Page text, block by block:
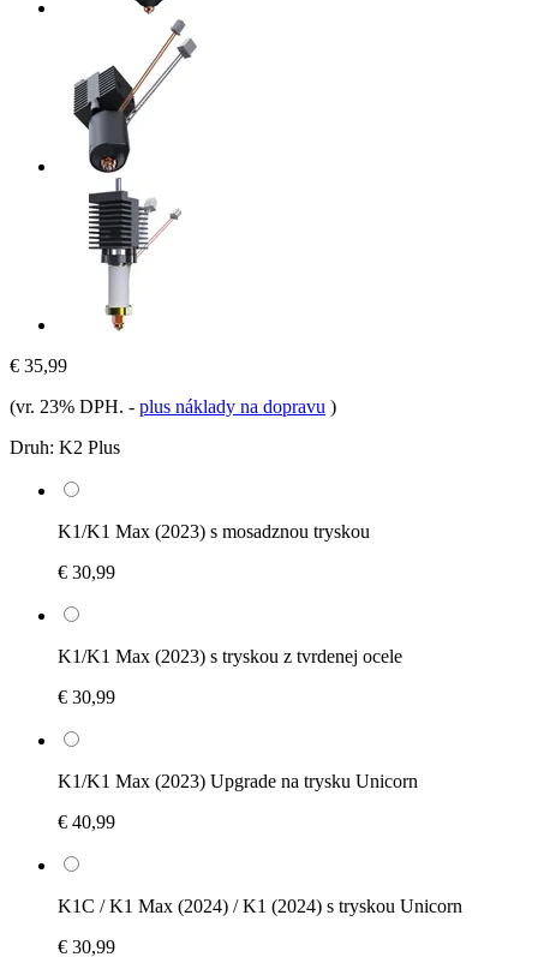
€ 35,99
(vr. 23% DPH. - plus náklady na dopravu )
Druh: K2 Plus
K1/K1 Max (2023) s mosadznou tryskou
€ 30,99
K1/K1 Max (2023) s tryskou z tvrdenej ocele
€ 30,99
K1/K1 Max (2023) Upgrade na trysku Unicorn
€ 40,99
K1C / K1 Max (2024) / K1 (2024) s tryskou Unicorn
€ 30,99